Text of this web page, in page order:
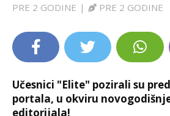
PRE 2 GODINE | PRE 2 GODINE
Učesnici "Elite" pozirali su
portala, u okviru
editorijala!